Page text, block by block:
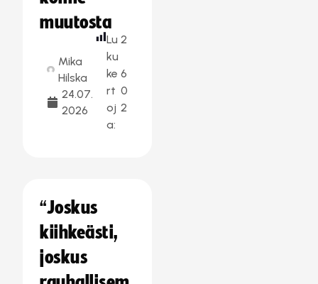
muutosta
Mika
Hilska
24.07.
2026
Lu
ku
ke
rt
oj
a:
2
6
0
2
“Joskus
kiihkeästi,
joskus